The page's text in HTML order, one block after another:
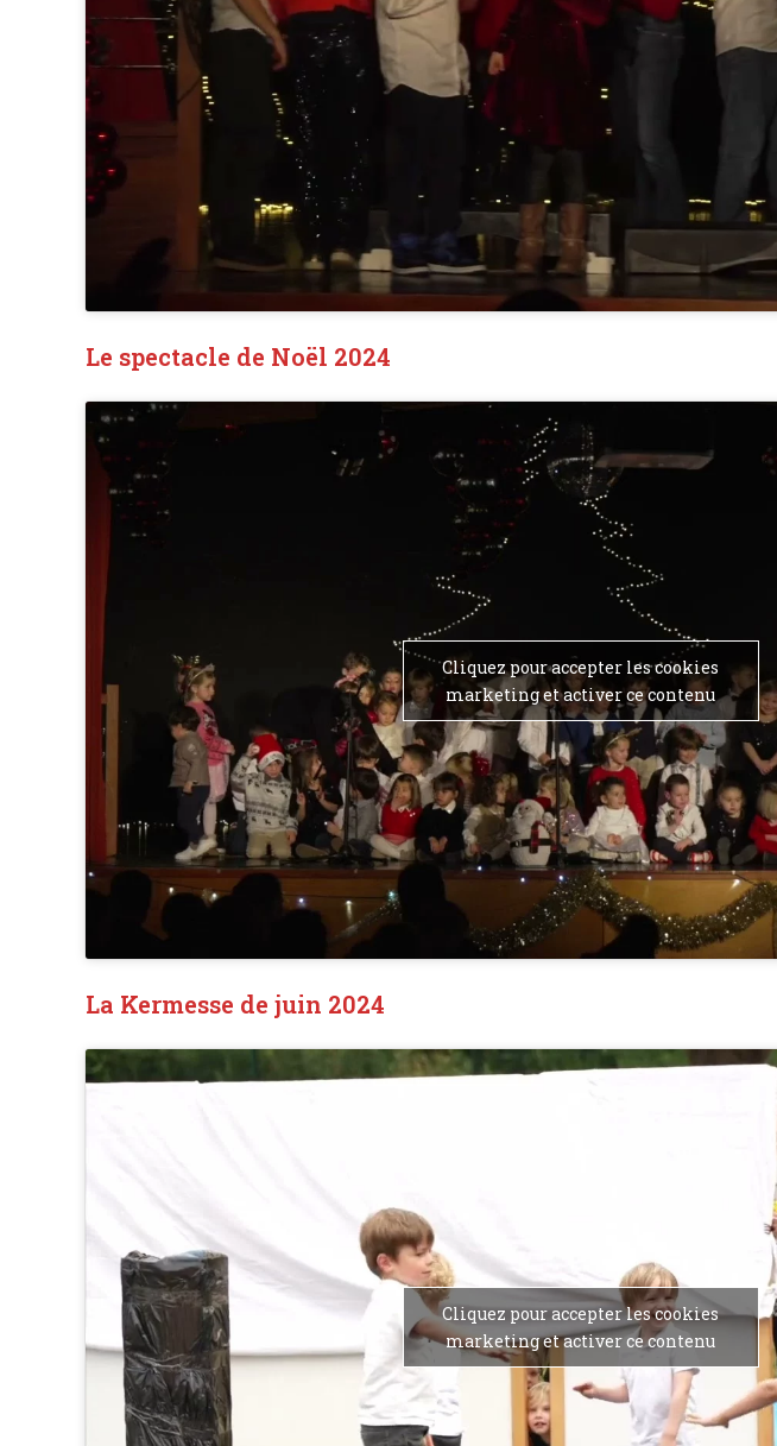
Le spectacle de Noël 2024
Cliquez pour accepter les cookies
marketing et activer ce contenu
La Kermesse de juin 2024
Cliquez pour accepter les cookies
marketing et activer ce contenu